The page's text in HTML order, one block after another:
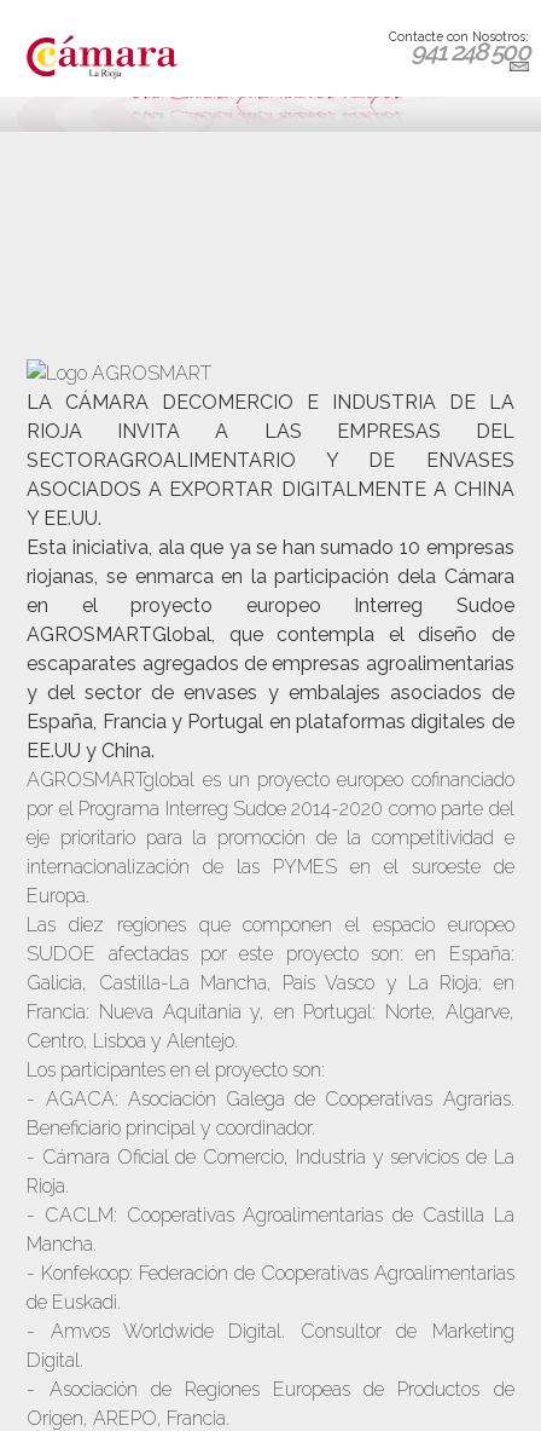
Contacte con Nosotros:
941 248 500
LA CÁMARA DECOMERCIO E INDUSTRIA DE LA
RIOJA INVITA A LAS EMPRESAS DEL
SECTORAGROALIMENTARIO Y DE ENVASES
ASOCIADOS A EXPORTAR DIGITALMENTE A CHINA
Y EE.UU.
Esta iniciativa, ala que ya se han sumado 10 empresas
riojanas, se enmarca en la participación dela Cámara
en el proyecto europeo Interreg Sudoe
AGROSMARTGlobal, que contempla el diseño de
escaparates agregados de empresas agroalimentarias
y del sector de envases y embalajes asociados de
España, Francia y Portugal en plataformas digitales de
EE.UU y China.
AGROSMARTglobal es un proyecto europeo cofinanciado
por el Programa Interreg Sudoe 2014-2020 como parte del
eje prioritario para la promoción de la competitividad e
internacionalización de las PYMES en el suroeste de
Europa.
Las diez regiones que componen el espacio europeo
SUDOE afectadas por este proyecto son: en España:
Galicia, Castilla-La Mancha, País Vasco y La Rioja; en
Francia: Nueva Aquitania y, en Portugal: Norte, Algarve,
Centro, Lisboa y Alentejo.
Los participantes en el proyecto son:
- AGACA: Asociación Galega de Cooperativas Agrarias.
Beneficiario principal y coordinador.
- Cámara Oficial de Comercio, Industria y servicios de La
Rioja.
- CACLM: Cooperativas Agroalimentarias de Castilla La
Mancha.
- Konfekoop: Federación de Cooperativas Agroalimentarias
de Euskadi.
- Amvos Worldwide Digital. Consultor de Marketing
Digital.
- Asociación de Regiones Europeas de Productos de
Origen, AREPO, Francia.